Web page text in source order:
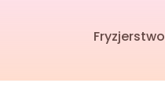
Fryzjerstwo